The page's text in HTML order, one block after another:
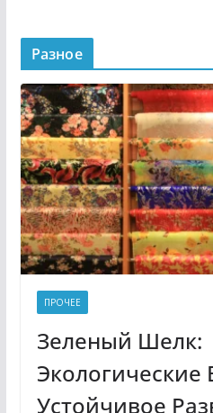
Разное
ПРОЧЕЕ
Зеленый Шелк:
Устойчивое